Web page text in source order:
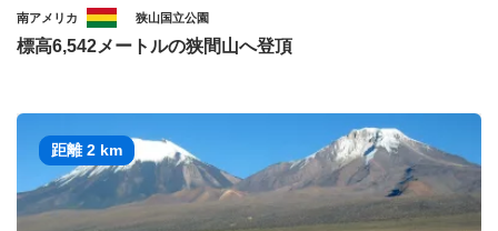
南アメリカ 狭山国立公園
標高6,542メートルの狭間山へ登頂
距離 2 km